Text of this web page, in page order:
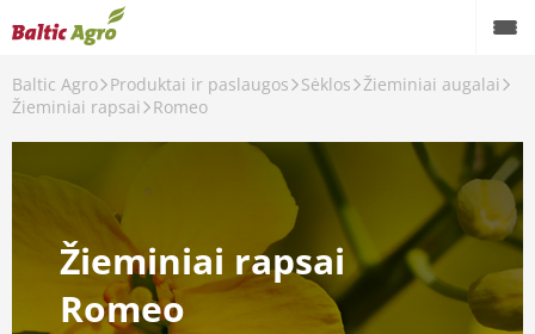
Baltic Agro Produktai ir paslaugos Sėklos Žieminiai augalai
Žieminiai rapsai
Romeo
Žieminiai rapsai
Romeo